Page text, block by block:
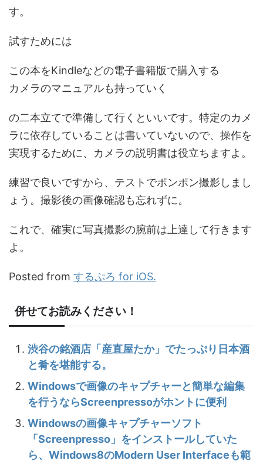
す。
試すためには
この本をKindleなどの電子書籍版で購入する
カメラのマニュアルも持っていく
の二本立てで準備して行くといいです。特定のカメ
ラに依存していることは書いていないので、操作を
実現するために、カメラの説明書は役立ちますよ。
練習で良いですから、テストでポンポン撮影しまし
ょう。撮影後の画像確認も忘れずに。
これで、確実に写真撮影の腕前は上達して行きます
よ。
Posted from するぷろ for iOS.
併せてお読みください！
渋谷の銘酒店「産直屋たか」でたっぷり日本酒
と肴を堪能する。
Windowsで画像のキャプチャーと簡単な編集
を行うならScreenpressoがホントに便利
Windowsの画像キャプチャーソフト
「Screenpresso」をインストールしていた
ら、Windows8のModern User Interfaceも範